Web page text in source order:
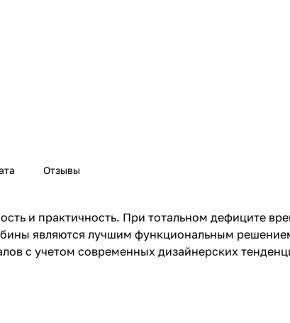
Отзывы
и практичность. При тотальном дефиците
являются лучшим функциональным
с учетом современных дизайнерских